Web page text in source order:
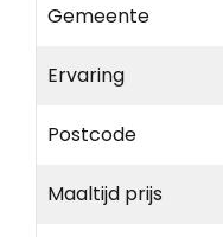
Gemeente
Ervaring
Postcode
Maaltijd prijs